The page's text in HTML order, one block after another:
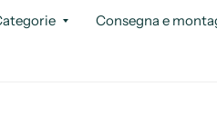
Consegna e